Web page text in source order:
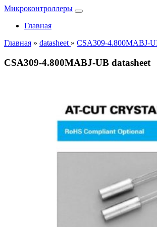
Микроконтроллеры
Главная
Главная » datasheet » CSA309-4.800MABJ-
CSA309-4.800MABJ-UB datasheet